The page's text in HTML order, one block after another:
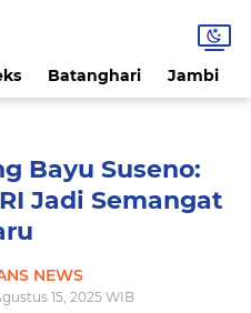
Batanghari Jambi
Bayu Suseno:
Jadi Semangat
NEWS
15, 2025 WIB